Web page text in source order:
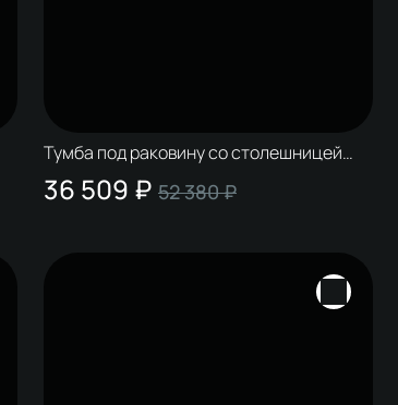
Тумба под раковину со столешницей
STWORKI Колдинг 80 антрацит, матовый
орех
36 509 ₽ 52 380 ₽